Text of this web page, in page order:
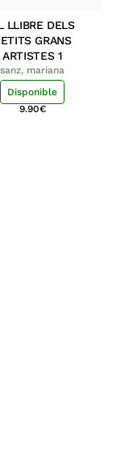
LLIBRE DELS
GRANS
ARTISTES 1
sanz, mariana
Disponible
9.90€